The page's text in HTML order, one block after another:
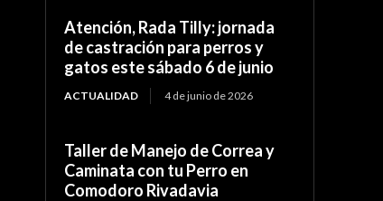
Atención, Rada Tilly: jornada
de castración para perros y
gatos este sábado 6 de junio
ACTUALIDAD 4 de junio de 2026
Taller de Manejo de Correa y
Caminata con tu Perro en
Comodoro Rivadavia